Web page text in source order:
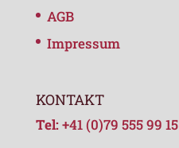
AGB
Impressum
KONTAKT
Tel:+41 (0)79 555 99 15